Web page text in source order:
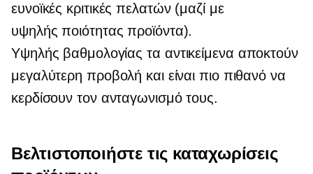
ευνοϊκές κριτικές πελατών (μαζί με
υψηλής ποιότητας προϊόντα).
Υψηλής βαθμολογίας τα αντικείμενα αποκτούν
μεγαλύτερη προβολή και είναι πιο πιθανό να
κερδίσουν τον ανταγωνισμό τους.
Βελτιστοποιήστε τις καταχωρίσεις